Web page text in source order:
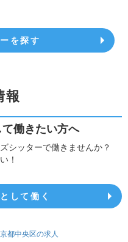
を探す
報
働きたい方へ
シッターで働きませんか？
！
して働く
都中央区の求人